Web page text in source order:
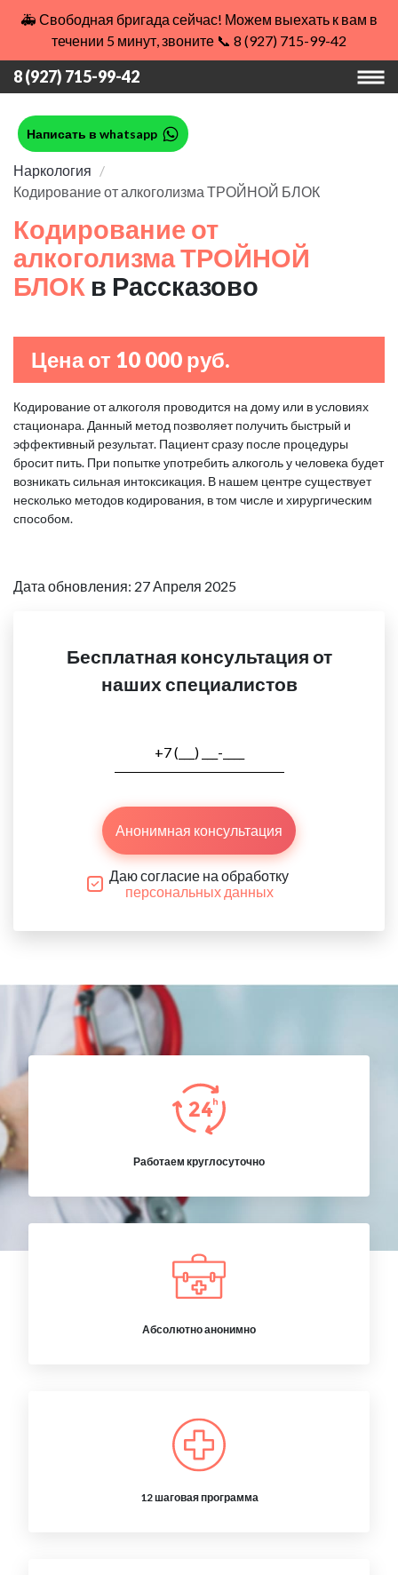
🚑 Свободная бригада сейчас! Можем выехать к вам в
течении 5 минут, звоните 📞 8 (927) 715-99-42
8 (927) 715-99-42
Написать в whatsapp
Наркология
Кодирование от алкоголизма ТРОЙНОЙ БЛОК
Кодирование от
алкоголизма ТРОЙНОЙ
БЛОК в Рассказово
Цена от 10 000 руб.
Кодирование от алкоголя проводится на дому или в условиях
стационара. Данный метод позволяет получить быстрый и
эффективный результат. Пациент сразу после процедуры
бросит пить. При попытке употребить алкоголь у человека будет
возникать сильная интоксикация. В нашем центре существует
несколько методов кодирования, в том числе и хирургическим
способом.
Дата обновления: 27 Апреля 2025
Бесплатная консультация от
наших специалистов
Анонимная консультация
Даю согласие на обработку
персональных данных
Работаем круглосуточно
Абсолютно анонимно
12 шаговая программа